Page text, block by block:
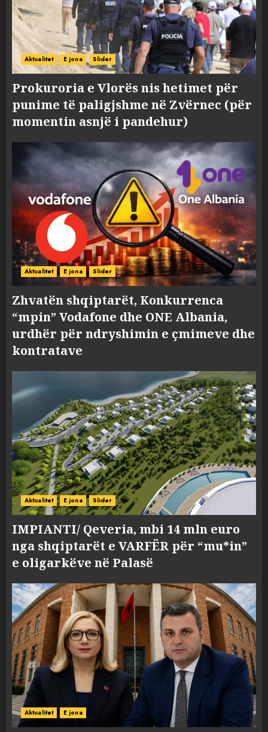
Aktualitet E jona Slider
Prokuroria e Vlorës nis hetimet për
punime të paligjshme në Zvërnec (për
momentin asnjë i pandehur)
Aktualitet E jona Slider
Zhvatën shqiptarët, Konkurrenca
“mpin” Vodafone dhe ONE Albania,
urdhër për ndryshimin e çmimeve dhe
kontratave
Aktualitet E jona Slider
IMPIANTI/ Qeveria, mbi 14 mln euro
nga shqiptarët e VARFËR për “mu*in”
e oligarkëve në Palasë
Aktualitet E jona